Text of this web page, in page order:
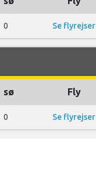
0 Se flyrejser
sø Fly
0 Se flyrejser